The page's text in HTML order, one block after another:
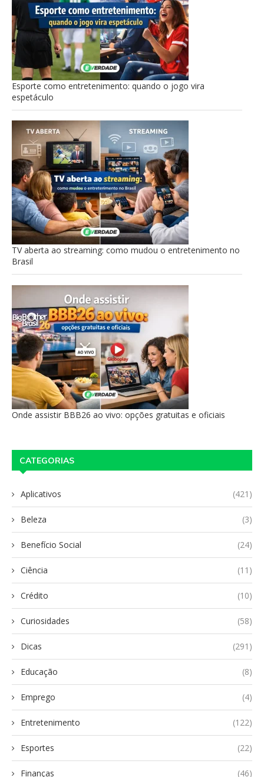
Esporte como entretenimento: quando o jogo vira
espetáculo
TV aberta ao streaming: como mudou o entretenimento no
Brasil
Onde assistir BBB26 ao vivo: opções gratuitas e oficiais
CATEGORIAS
Aplicativos (421)
Beleza (3)
Benefício Social (24)
Ciência (11)
Crédito (10)
Curiosidades (58)
Dicas (291)
Educação (8)
Emprego (4)
Entretenimento (122)
Esportes (22)
Finanças (46)